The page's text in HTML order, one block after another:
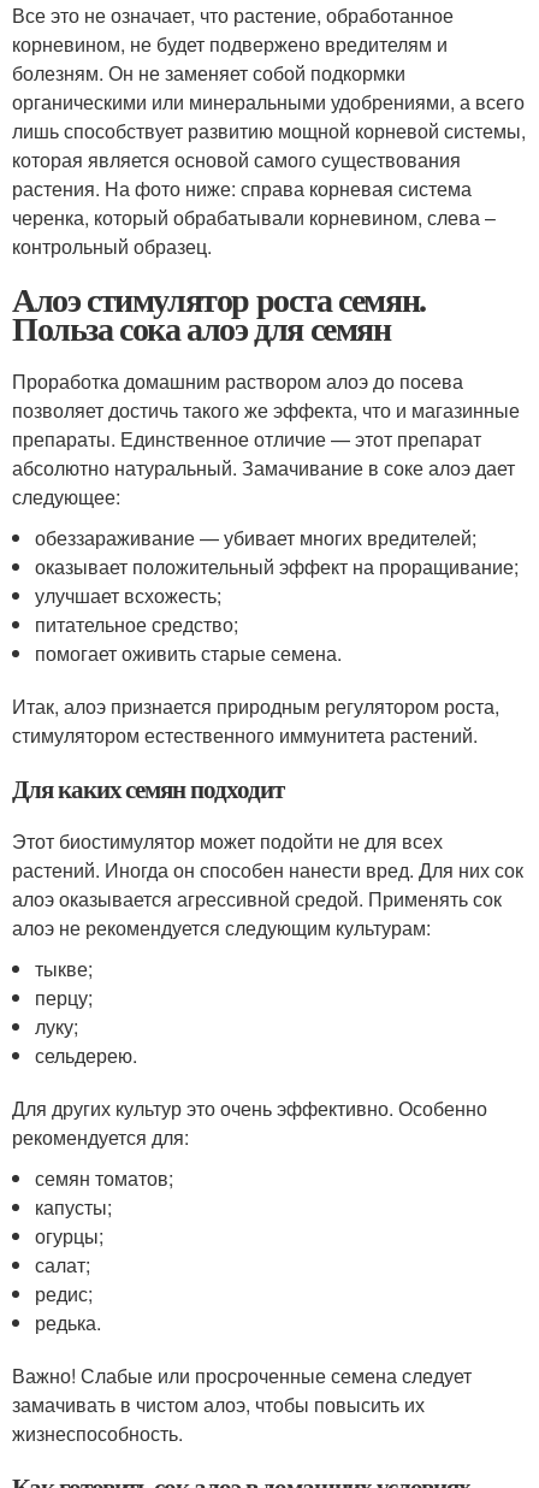
Все это не означает, что растение, обработанное
корневином, не будет подвержено вредителям и
болезням. Он не заменяет собой подкормки
органическими или минеральными удобрениями, а всего
лишь способствует развитию мощной корневой системы,
которая является основой самого существования
растения. На фото ниже: справа корневая система
черенка, который обрабатывали корневином, слева –
контрольный образец.
Алоэ стимулятор роста семян.
Польза сока алоэ для семян
Проработка домашним раствором алоэ до посева
позволяет достичь такого же эффекта, что и магазинные
препараты. Единственное отличие — этот препарат
абсолютно натуральный. Замачивание в соке алоэ дает
следующее:
обеззараживание — убивает многих вредителей;
оказывает положительный эффект на проращивание;
улучшает всхожесть;
питательное средство;
помогает оживить старые семена.
Итак, алоэ признается природным регулятором роста,
стимулятором естественного иммунитета растений.
Для каких семян подходит
Этот биостимулятор может подойти не для всех
растений. Иногда он способен нанести вред. Для них сок
алоэ оказывается агрессивной средой. Применять сок
алоэ не рекомендуется следующим культурам:
тыкве;
перцу;
луку;
сельдерею.
Для других культур это очень эффективно. Особенно
рекомендуется для:
семян томатов;
капусты;
огурцы;
салат;
редис;
редька.
Важно! Слабые или просроченные семена следует
замачивать в чистом алоэ, чтобы повысить их
жизнеспособность.